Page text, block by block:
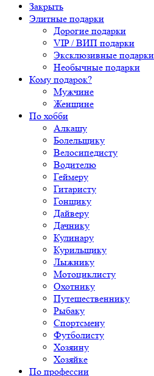
Закрыть
Элитные подарки
Дорогие подарки
VIP / ВИП подарки
Эксклюзивные подарки
Необычные подарки
Кому подарок?
Мужчине
Женщине
По хобби
Алкашу
Болельщику
Велосипедисту
Водителю
Геймеру
Гитаристу
Гонщику
Дайверу
Дачнику
Кулинару
Курильщику
Лыжнику
Мотоциклисту
Охотнику
Путешественнику
Рыбаку
Спортсмену
Футболисту
Хозяину
Хозяйке
По профессии